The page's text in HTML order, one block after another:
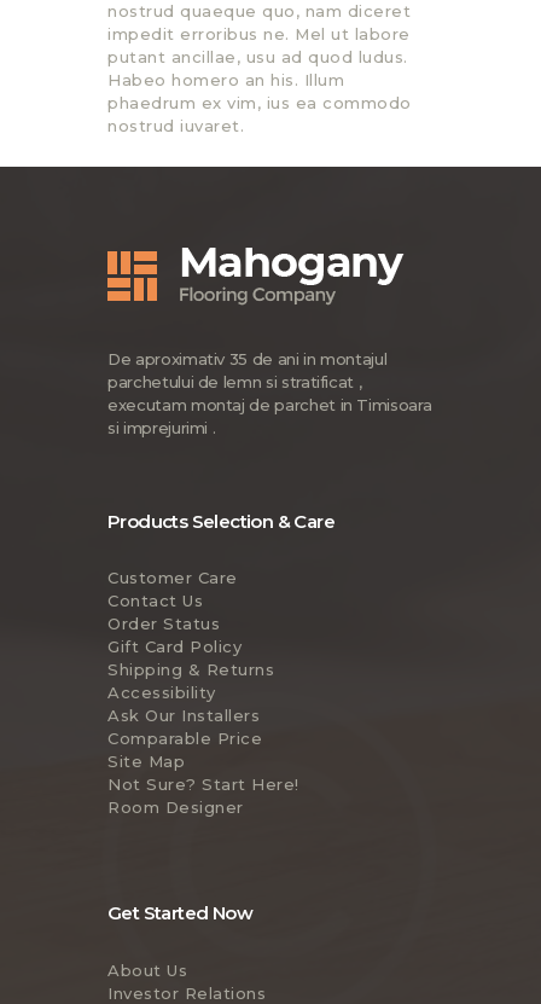
nostrud quaeque quo, nam diceret
impedit erroribus ne. Mel ut labore
putant ancillae, usu ad quod ludus.
Habeo homero an his. Illum
phaedrum ex vim, ius ea commodo
nostrud iuvaret.
De aproximativ 35 de ani in montajul
parchetului de lemn si stratificat ,
executam montaj de parchet in Timisoara
si imprejurimi .
Products Selection & Care
Customer Care
Contact Us
Order Status
Gift Card Policy
Shipping & Returns
Accessibility
Ask Our Installers
Comparable Price
Site Map
Not Sure? Start Here!
Room Designer
Get Started Now
About Us
Investor Relations